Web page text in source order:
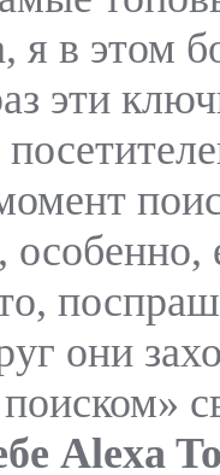
я в этом
эти
они
Alexa